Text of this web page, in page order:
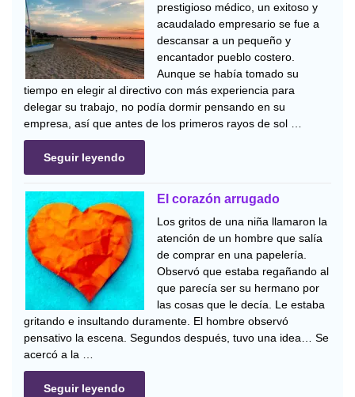
prestigioso médico, un exitoso y
acaudalado empresario se fue a
descansar a un pequeño y
encantador pueblo costero.
Aunque se había tomado su
tiempo en elegir al directivo con más experiencia para
delegar su trabajo, no podía dormir pensando en su
empresa, así que antes de los primeros rayos de sol …
Seguir leyendo
El corazón arrugado
Los gritos de una niña llamaron la
atención de un hombre que salía
de comprar en una papelería.
Observó que estaba regañando al
que parecía ser su hermano por
las cosas que le decía. Le estaba
gritando e insultando duramente. El hombre observó
pensativo la escena. Segundos después, tuvo una idea… Se
acercó a la …
Seguir leyendo